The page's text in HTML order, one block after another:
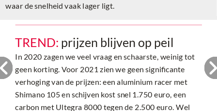
waar de snelheid vaak lager ligt.
TREND: prijzen blijven op peil
In 2020 zagen we veel vraag en schaarste, weinig tot
geen korting. Voor 2021 zien we geen significante
verhoging van de prijzen: een aluminium racer met
Shimano 105 en schijven kost snel 1.750 euro, een
carbon met Ultegra 8000 tegen de 2.500 euro. Wel